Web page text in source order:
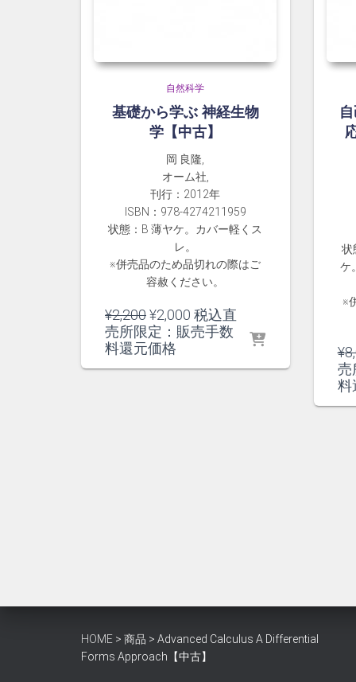
自然科学
基礎から学ぶ 神経生物
学【中古】
岡 良隆,
オーム社,
刊行：2012年
ISBN：978-4274211959
状態：B 薄ヤケ。カバー軽くス
レ。
※併売品のため品切れの際はご
容赦ください。
¥2,200元
の
価
¥2,000 現
在
税込直
売所限定：販売手数
料還元価格
状
ケ
※
¥
売
料
HOME > 商品 > Advanced Calculus A Differential
Forms Approach【中古】